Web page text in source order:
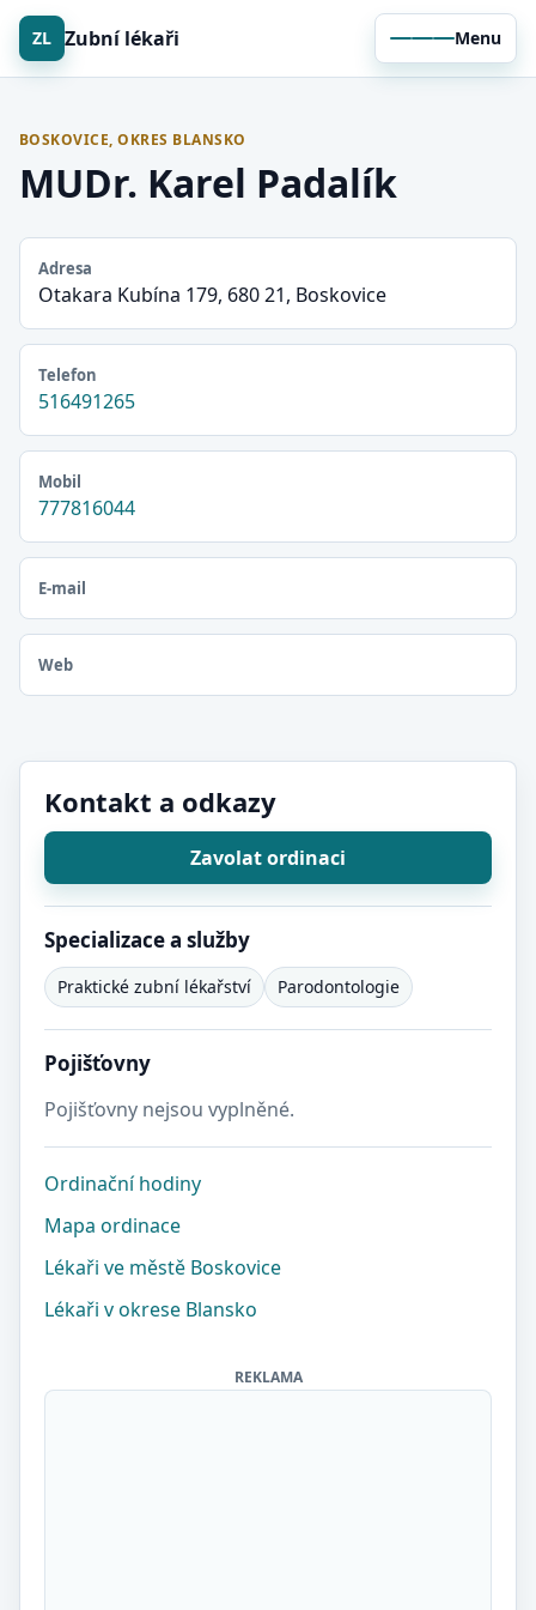
ZL Zubní lékaři Menu
BOSKOVICE, OKRES BLANSKO
MUDr. Karel Padalík
Adresa
Otakara Kubína 179, 680 21, Boskovice
Telefon
516491265
Mobil
777816044
E-mail
Web
Kontakt a odkazy
Zavolat ordinaci
Specializace a služby
Praktické zubní lékařství Parodontologie
Pojišťovny
Pojišťovny nejsou vyplněné.
Ordinační hodiny
Mapa ordinace
Lékaři ve městě Boskovice
Lékaři v okrese Blansko
REKLAMA